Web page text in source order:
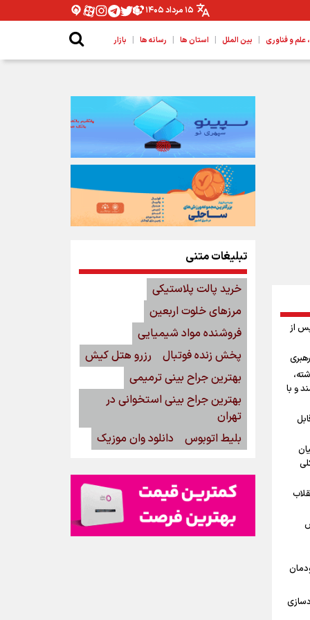
۱۵ مرداد ۱۴۰۵
و فناوری | بین الملل | استان ها | رسانه ها | بازار
از
و با
تبلیغات متنی
خرید پالت پلاستیکی
مرزهای خلوت اربعین
فروشنده مواد شیمیایی
پخش زنده فوتبال
رزرو هتل کیش
بهترین جراح بینی ترمیمی
بهترین جراح بینی استخوانی در
تهران
بلیط اتوبوس
دانلود وان موزیک